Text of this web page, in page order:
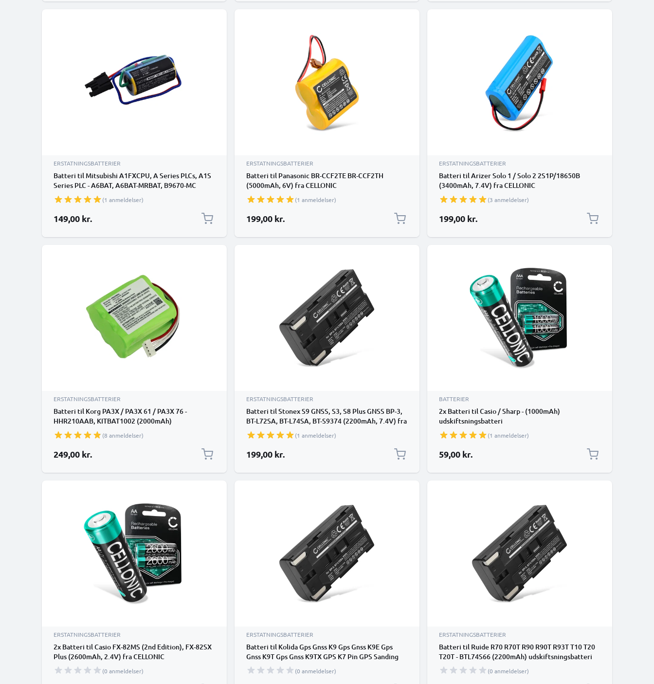
ERSTATNINGSBATTERIER
Batteri til Mitsubishi A1FXCPU, A Series PLCs, A1S
Series PLC - A6BAT, A6BAT-MRBAT, B9670-MC
(1700mAh ) reservebatteri
(1 anmeldelser)
149,00 kr.
ERSTATNINGSBATTERIER
Batteri til Panasonic BR-CCF2TE BR-CCF2TH
(5000mAh, 6V) fra CELLONIC
(1 anmeldelser)
199,00 kr.
ERSTATNINGSBATTERIER
Batteri til Arizer Solo 1 / Solo 2 2S1P/18650B
(3400mAh, 7.4V) fra CELLONIC
(3 anmeldelser)
199,00 kr.
ERSTATNINGSBATTERIER
Batteri til Korg PA3X / PA3X 61 / PA3X 76 -
HHR210AAB, KITBAT1002 (2000mAh)
udskiftsningsbatteri(8 anmeldelser)
249,00 kr.
ERSTATNINGSBATTERIER
Batteri til Stonex S9 GNSS, S3, S8 Plus GNSS BP-3,
BT-L72SA, BT-L74SA, BT-S9374 (2200mAh, 7.4V) fra
CELLONIC
(1 anmeldelser)
199,00 kr.
BATTERIER
2x Batteri til Casio / Sharp - (1000mAh)
udskiftsningsbatteri
(1 anmeldelser)
59,00 kr.
ERSTATNINGSBATTERIER
2x Batteri til Casio FX-82MS (2nd Edition), FX-82SX
Plus (2600mAh, 2.4V) fra CELLONIC
(0 anmeldelser)
ERSTATNINGSBATTERIER
Batteri til Kolida Gps Gnss K9 Gps Gnss K9E Gps
Gnss K9T Gps Gnss K9TX GPS K7 Pin GPS Sanding
L7402W - BTKD-L7402W (2200mAh)
udskiftsningsbatteri
(0 anmeldelser)
ERSTATNINGSBATTERIER
Batteri til Ruide R70 R70T R90 R90T R93T T10 T20
T20T - BTL74S66 (2200mAh) udskiftsningsbatteri
(0 anmeldelser)